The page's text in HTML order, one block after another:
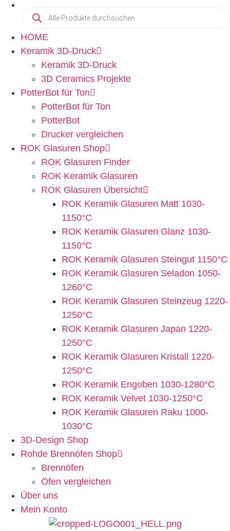
HOME
Keramik 3D-Druck
Keramik 3D-Druck
3D Ceramics Projekte
PotterBot für Ton
PotterBot für Ton
PotterBot
Drucker vergleichen
ROK Glasuren Shop
ROK Glasuren Finder
ROK Keramik Glasuren
ROK Glasuren Übersicht
ROK Keramik Glasuren Matt 1030-
1150°C
ROK Keramik Glasuren Glanz 1030-
1150°C
ROK Keramik Glasuren Steingut 1150°C
ROK Keramik Glasuren Seladon 1050-
1260°C
ROK Keramik Glasuren Steinzeug 1220-
1250°C
ROK Keramik Glasuren Japan 1220-
1250°C
ROK Keramik Glasuren Kristall 1220-
1250°C
ROK Keramik Engoben 1030-1280°C
ROK Keramik Velvet 1030-1250°C
ROK Keramik Glasuren Raku 1000-
1030°C
3D-Design Shop
Rohde Brennöfen Shop
Brennöfen
Öfen vergleichen
Über uns
Mein Konto